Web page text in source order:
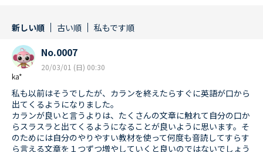
新しい順 古い順 私もです順
ka*
No.0007
20/03/01 (日) 00:30
私も以前はそうでしたが、カランを終えたらすぐに英語が口から
出てくるようになりました。
カランが良いと言うよりは、たくさんの文章に触れて自分の口か
らスラスラと出てくるようになることが良いように思います。そ
のためには自分のやりやすい教材を使って何度も音読してすらす
ら言える文章を１つずつ増やしていくと良いのではないでしょう